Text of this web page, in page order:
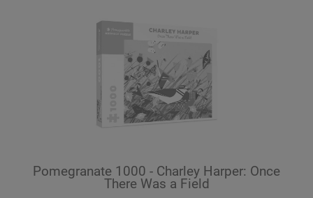
Pomegranate 1000 - Charley Harper: Once
There Was a Field